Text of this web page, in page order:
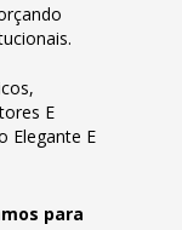
E
Elegante E
para